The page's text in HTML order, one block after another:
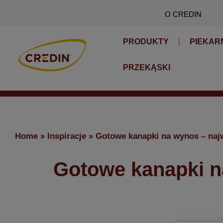
O CREDIN
PRODUKTY
PRZEKĄSKI
Home » Inspiracje » Gotowe kanapki na wynos –
Gotowe kanapki